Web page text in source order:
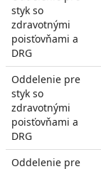
styk so
zdravotnými
poisťovňami a
DRG
Oddelenie pre
styk so
zdravotnými
poisťovňami a
DRG
Oddelenie pre